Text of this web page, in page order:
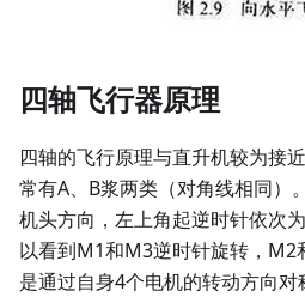
四轴飞行器原理
四轴的飞行原理与直升机较为接
常有A、B浆两类（对角线相同）
机头方向，左上角起逆时针依次
以看到M1和M3逆时针旋转，
是通过自身4个电机的转动方向